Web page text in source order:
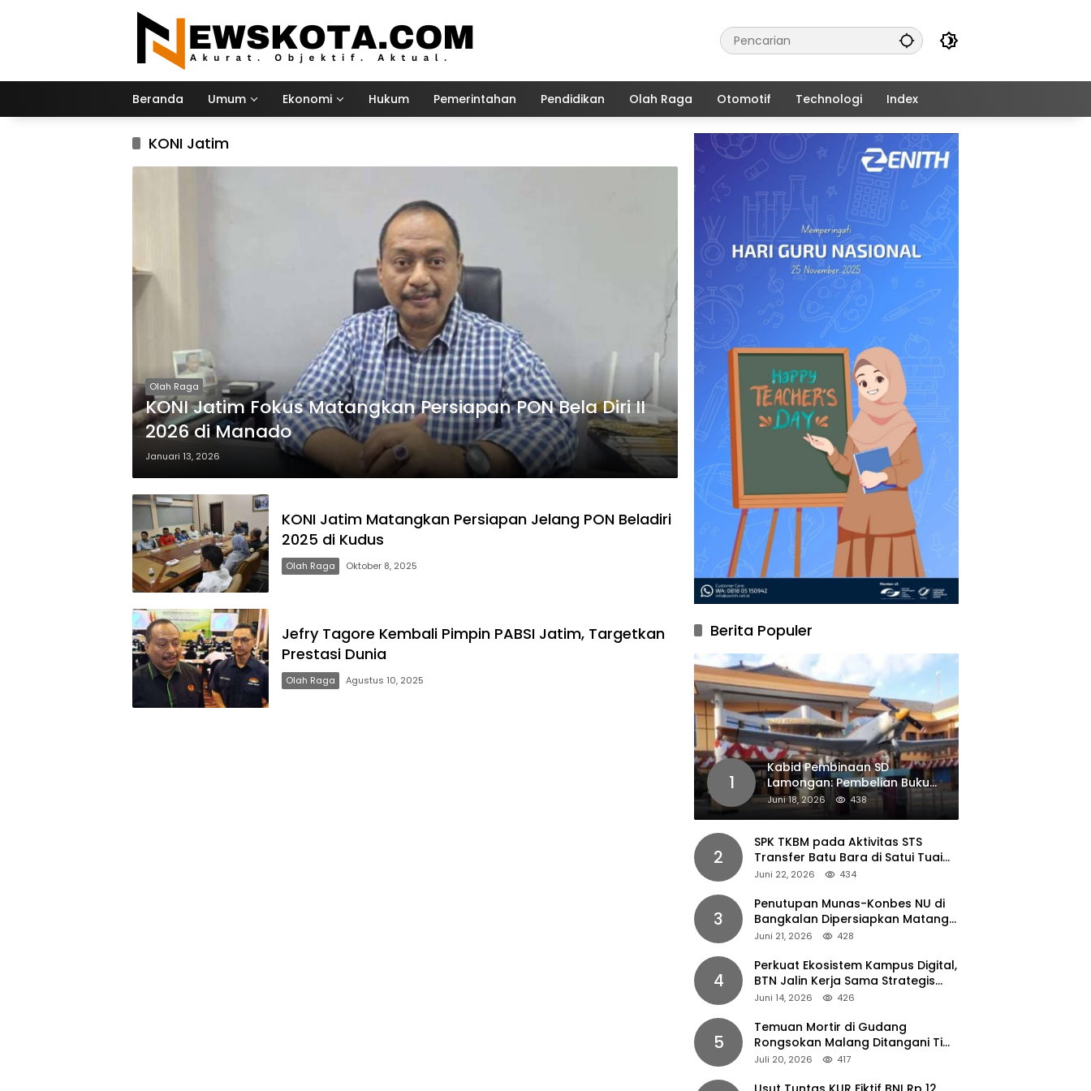
Beranda Umum Ekonomi Hukum Pemerintahan Pendidikan Olah Raga Otomotif Technologi Index
KONI Jatim
Olah Raga
KONI Jatim Fokus Matangkan Persiapan PON Bela Diri II
2026 di Manado
Januari 13, 2026
KONI Jatim Matangkan Persiapan Jelang PON Beladiri
2025 di Kudus
Olah Raga Oktober 8, 2025
Jefry Tagore Kembali Pimpin PABSI Jatim, Targetkan
Prestasi Dunia
Olah Raga Agustus 10, 2025
Berita Populer
1
Kabid Pembinaan SD
Lamongan: Pembelian Buku
Pendamping Tidak Boleh
Dipaksakan
Juni 18, 2026 438
2
SPK TKBM pada Aktivitas STS
Transfer Batu Bara di Satui Tuai
Sorotan
Juni 22, 2026 434
3
Penutupan Munas-Konbes NU di
Bangkalan Dipersiapkan Matang,
Gus Ipul Turun Tangan
Juni 21, 2026 428
4
Perkuat Ekosistem Kampus Digital,
BTN Jalin Kerja Sama Strategis
dengan UNAIR
Juni 14, 2026 426
5
Temuan Mortir di Gudang
Rongsokan Malang Ditangani Tim
Gegana Polda Jatim
Juli 20, 2026 417